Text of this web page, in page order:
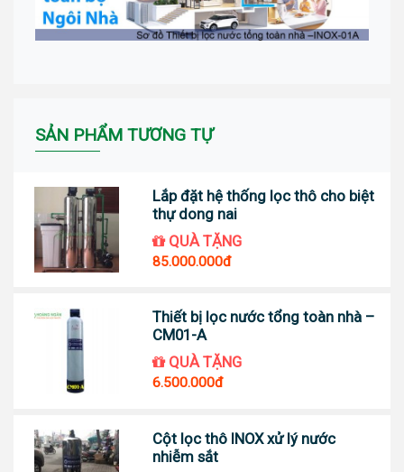
SẢN PHẨM TƯƠNG TỰ
Lắp đặt hệ thống lọc thô cho biệt
thự dong nai
QUÀ TẶNG
85.000.000đ
Thiết bị lọc nước tổng toàn nhà –
CM01-A
QUÀ TẶNG
6.500.000đ
Cột lọc thô INOX xử lý nước
nhiễm sắt